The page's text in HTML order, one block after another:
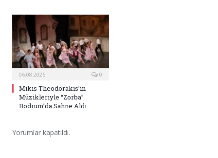
06.08.2026 0
Mikis Theodorakis’in
Müzikleriyle “Zorba”
Bodrum’da Sahne Aldı
Yorumlar kapatıldı.